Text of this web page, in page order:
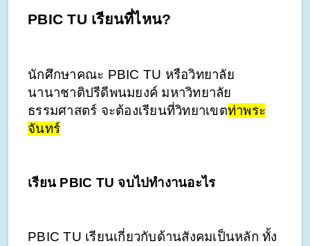
PBIC TU เรียนที่ไหน?
นักศึกษาคณะ PBIC TU หรือวิทยาลัย
นานาชาติปรีดีพนมยงค์ มหาวิทยาลัย
ธรรมศาสตร์ จะต้องเรียนที่วิทยาเขตท่าพระ
จันทร์
เรียน PBIC TU จบไปทำงานอะไร
PBIC TU เรียนเกี่ยวกับด้านสังคมเป็นหลัก ทั้ง